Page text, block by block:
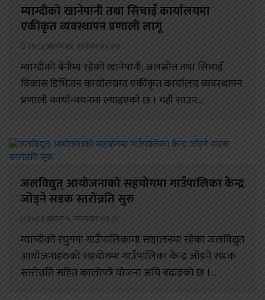
म्याग्दीको खानेपानी तथा सिचाइँ कार्यालयमा
एकीकृत व्यवस्थापन प्रणाली लागू
२०८३ श्रावण १६, शनिबार ०९:०४
म्याग्दीको बेनीमा रहेको खानेपानी, जलस्रोत तथा सिचाइँ
विकास डिभिजन कार्यालयमा एकीकृत कार्यालय व्यवस्थापन
प्रणाली कार्यान्वयनमा ल्याइएको छ । यही साउन...
जलविद्युत् आयोजनाको सहयोगमा गाउँपालिका केन्द्र
जोड्ने सडक स्तरोन्नति सुरु
२०८३ श्रावण ५, मंगलवार ०३:३८
म्याग्दीको रघुगंगा गाउँपालिकामा सञ्चालनमा रहेका जलविद्युत
आयोजनाहरुको सहयोगमा गाउँपालिका केन्द्र जोड्ने सडक
स्तरोन्नति सहित कालोपत्रे योजना अघि बढाइको छ ।...